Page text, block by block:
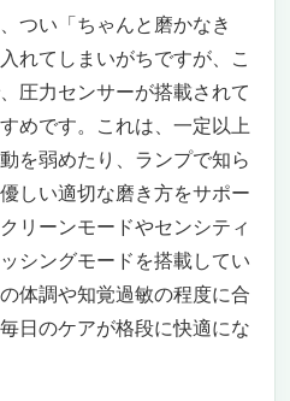
なたに、やさしい答えがこ
ト】痛みを感じずに磨ける
（プラクレス）
に、しっかり汚れが落ちる
に最適な優しい電動歯ブ
ものだった
けれどしっかり落とす。生
の磨き心地”
します
つい「ちゃんと磨かなき
れてしまいがちですが、こ
圧力センサーが搭載されて
めです。これは、一定以上
を弱めたり、ランプで知ら
しい適切な磨き方をサポー
リーンモードやセンシティ
シングモードを搭載してい
体調や知覚過敏の程度に合
日のケアが格段に快適にな